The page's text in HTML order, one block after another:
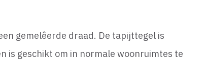
gemelêerde draad. De tapijttegel is
is geschikt om in normale woonruimtes te